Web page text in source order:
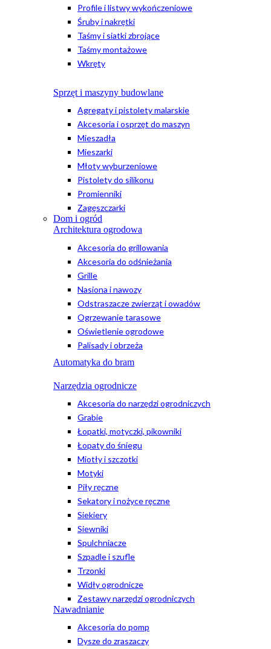
Profile i listwy wykończeniowe
Śruby i nakrętki
Taśmy i siatki zbrojące
Taśmy montażowe
Wkręty
Sprzęt i maszyny budowlane
Agregaty i pistolety malarskie
Akcesoria i osprzęt do maszyn
Mieszadła
Mieszarki
Młoty wyburzeniowe
Pistolety do silikonu
Promienniki
Zagęszczarki
Dom i ogród
Architektura ogrodowa
Akcesoria do grillowania
Akcesoria do odśnieżania
Grille
Nasiona i nawozy
Odstraszacze zwierząt i owadów
Ogrzewanie tarasowe
Oświetlenie ogrodowe
Palisady i obrzeża
Automatyka do bram
Narzędzia ogrodnicze
Akcesoria do narzędzi ogrodniczych
Grabie
Łopatki, motyczki, pikowniki
Łopaty do śniegu
Miotły i szczotki
Motyki
Piły ręczne
Sekatory i nożyce ręczne
Siekiery
Siewniki
Spulchniacze
Szpadle i szufle
Trzonki
Widły ogrodnicze
Zestawy narzędzi ogrodniczych
Nawadnianie
Akcesoria do pomp
Dysze do zraszaczy